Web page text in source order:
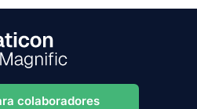
colaboradores